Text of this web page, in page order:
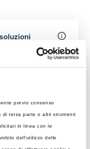
previo consenso
di terza parte o altri strumenti
in linea con le
dell’utilizzo delle
50 km